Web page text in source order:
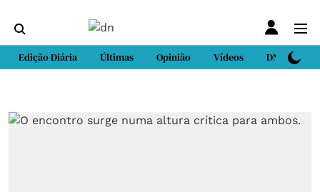
Edição Diária Últimas Opinião Vídeos DN Sport